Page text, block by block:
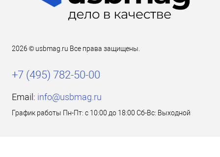
2026 © usbmag.ru Все права защищены.
+7 (495) 782-50-00
Email: info@usbmag.ru
График работы Пн-Пт: с 10:00 до 18:00 Сб-Вс: Выходной